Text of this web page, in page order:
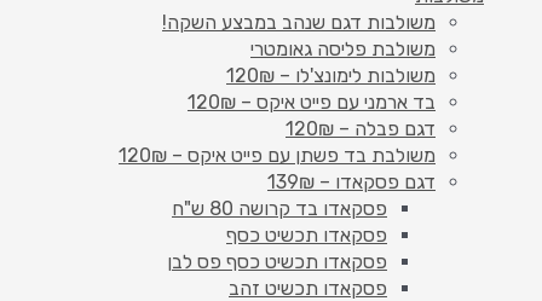
משולבות דגם שנהב במבצע השקה!
משולבת פליסה גאומטרי
משולבות לימונצ'לו – 120₪
בד ארמני עם פייט איקס – 120₪
דגם פבלה – 120₪
משולבת בד פשתן עם פייט איקס – 120₪
דגם פסקאדו – 139₪
פסקאדו בד קרושה 80 ש"ח
פסקאדו תכשיט כסף
פסקאדו תכשיט כסף פס לבן
פסקאדו תכשיט זהב